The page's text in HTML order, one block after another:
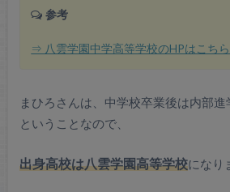
参考
⇒ 八雲学園中学高等学校のHPはこち
まひろさんは、中学校卒業後は内部
ということなので、
出身高校は八雲学園高等学校になり